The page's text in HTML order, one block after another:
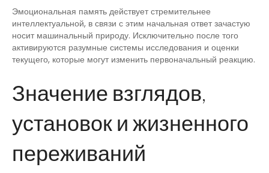
Эмоциональная память действует стремительнее
интеллектуальной, в связи с этим начальная ответ зачастую
носит машинальный природу. Исключительно после того
активируются разумные системы исследования и оценки
текущего, которые могут изменить первоначальный реакцию.
Значение взглядов,
установок и жизненного
переживаний